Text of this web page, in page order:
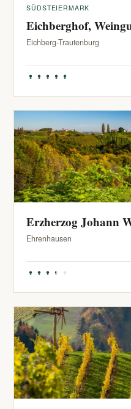
SÜDSTEIERMARK
Eichberghof,
Eichberg-Trautenburg
Erzherzog Johann
Ehrenhausen